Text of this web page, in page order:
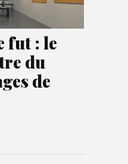
fut : le
du
de